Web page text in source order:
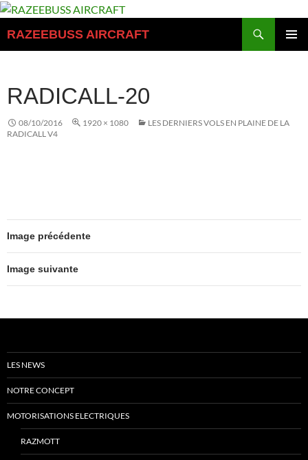
Aller
contenu
RAZEEBUSS AIRCRAFT
RADICALL-20
08/10/2016 1920 × 1080
LES DERNIERS VOLS EN PLAINE DE LA
RADICALL V4
Image précédente
Image suivante
LES NEWS
NOTRE CONCEPT
MOTORISATIONS ELECTRIQUES
RAZMOTT